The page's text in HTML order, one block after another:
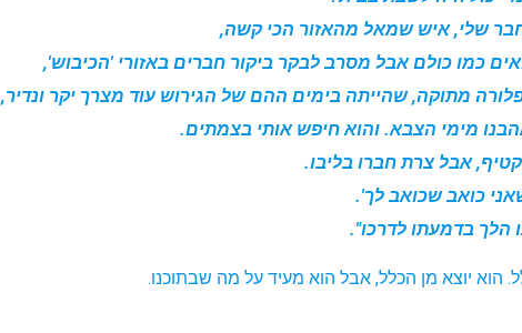
שלי, איש שמאל מהאזור הכי קשה,
כמו כולם אבל מסרב לבקר ביקור חברים באזורי 'הכיבוש',
מתוקה, שהייתה בימים ההם של הגירוש עוד מצרך יקר ונדיר,
מימי הצבא. והוא חיפש אותי בצמתים.
אבל צרת חברו בליבו.
כואב שכואב לך'.
הלך בדמעתו לדרכו".
הוא יוצא מן הכלל, אבל הוא מעיד על מה שבתוכנו.